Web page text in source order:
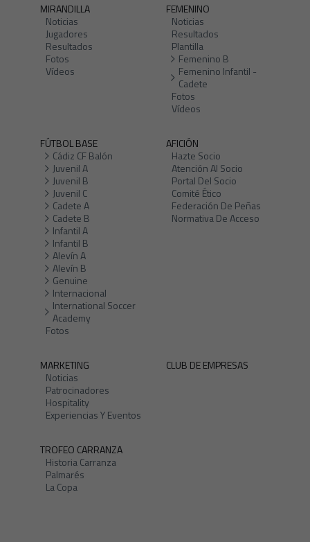
MIRANDILLA
Noticias
Jugadores
Resultados
Fotos
Vídeos
FEMENINO
Noticias
Resultados
Plantilla
Femenino B
Femenino Infantil -
Cadete
Fotos
Vídeos
FÚTBOL BASE
Cádiz CF Balón
Juvenil A
Juvenil B
Juvenil C
Cadete A
Cadete B
Infantil A
Infantil B
Alevín A
Alevín B
Genuine
Internacional
International Soccer
Academy
Fotos
AFICIÓN
Hazte Socio
Atención Al Socio
Portal Del Socio
Comité Ético
Federación De Peñas
Normativa De Acceso
MARKETING
Noticias
Patrocinadores
Hospitality
Experiencias Y Eventos
CLUB DE EMPRESAS
TROFEO CARRANZA
Historia Carranza
Palmarés
La Copa